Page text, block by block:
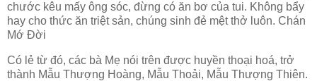
chước kêu mấy ông sóc, đừng có ăn bơ của tui. Không bẩy
hay cho thức ăn triệt sản, chúng sinh đẻ mệt thở luôn. Chán
Mớ Đời
Có lẻ từ đó, các bà Mẹ nói trên được huyền thoại hoá, trở
thành Mẫu Thượng Hoàng, Mẫu Thoải, Mẫu Thượng Thiên.